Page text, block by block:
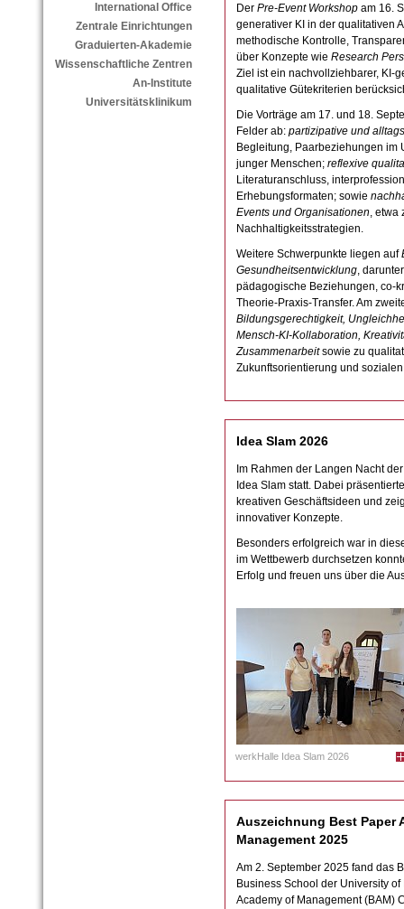
International Office
Zentrale Einrichtungen
Graduierten-Akademie
Wissenschaftliche Zentren
An-Institute
Universitätsklinikum
Der Pre-Event Workshopam 16.
generativer KI in der qualitativen
methodische Kontrolle,
über Konzepte wie Research
Ziel ist ein nachvollziehbarer, KI-
qualitative Gütekriterien
Die Vorträge am 17. und 18.
Felder ab: partizipative und
Begleitung, Paarbeziehungen im
junger Menschen; reflexive
Literaturanschluss,
Erhebungsformaten; sowie
Events und Organisationen, etwa
Nachhaltigkeitsstrategien.
Weitere Schwerpunkte liegen auf
Gesundheitsentwicklung,
pädagogische Beziehungen, co-
Theorie-Praxis-Transfer. Am
Bildungsgerechtigkeit,
Mensch-KI-Kollaboration,
Zusammenarbeitsowie zu
Zukunftsorientierung und
Idea Slam 2026
Im Rahmen der Langen Nacht
Idea Slam statt. Dabei
kreativen Geschäftsideen und
innovativer Konzepte.
Besonders erfolgreich war in
im Wettbewerb durchsetzen
Erfolg und freuen uns über die
werkHalle Idea Slam 2026
Auszeichnung Best Paper
Management 2025
Am 2. September 2025 fand das
Business School der University
Academy of Management (BAM)